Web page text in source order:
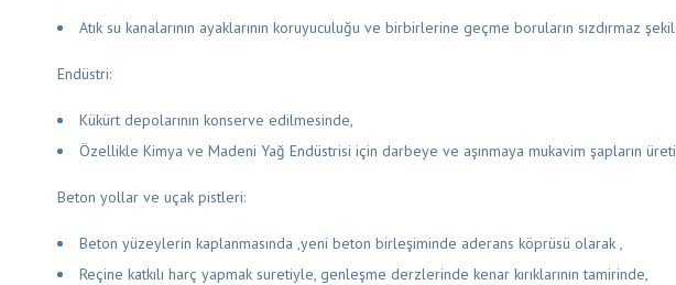
Atık su kanalarının ayaklarının koruyuculuğu ve birbirlerine geçme boruların sızdırmaz
Endüstri:
Kükürt depolarının konserve edilmesinde,
Özellikle Kimya ve Madeni Yağ Endüstrisi için darbeye ve aşınmaya mukavim şapların
Beton yollar ve uçak pistleri:
Beton yüzeylerin kaplanmasında ,yeni beton birleşiminde aderans köprüsü olarak ,
Reçine katkılı harç yapmak suretiyle, genleşme derzlerinde kenar kırıklarının tamirinde,